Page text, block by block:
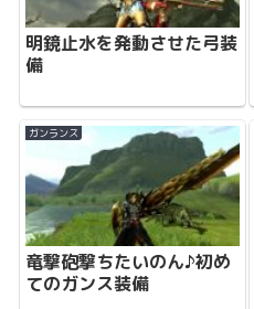
明鏡止水を発動させた弓装
備
ガンランス
竜撃砲撃ちたいのん♪初め
てのガンス装備